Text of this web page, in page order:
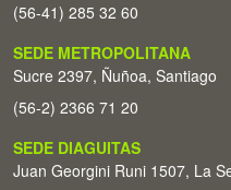
(56-41) 285 32 60
SEDE METROPOLITANA
Sucre 2397, Ñuñoa, Santiago
(56-2) 2366 71 20
SEDE DIAGUITAS
Juan Georgini Runi 1507, La